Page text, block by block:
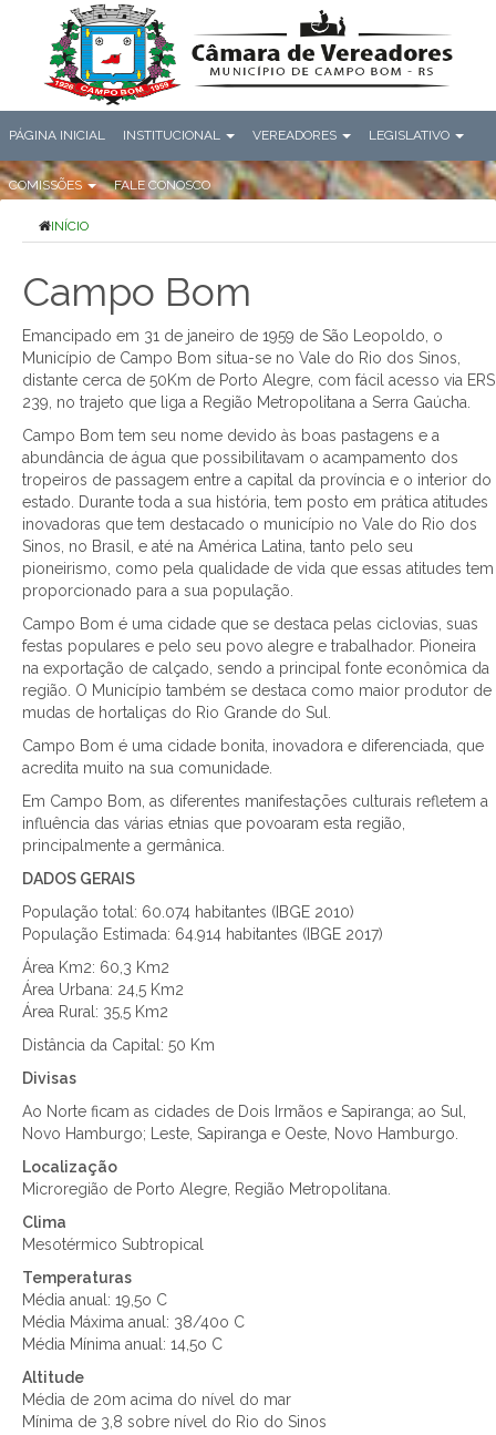
PÁGINA INICIAL INSTITUCIONAL VEREADORES LEGISLATIVO
COMISSÕES FALE CONOSCO
INÍCIO
Campo Bom
Emancipado em 31 de janeiro de 1959 de São Leopoldo, o
Município de Campo Bom situa-se no Vale do Rio dos Sinos,
distante cerca de 50Km de Porto Alegre, com fácil acesso via ERS
239, no trajeto que liga a Região Metropolitana a Serra Gaúcha.
Campo Bom tem seu nome devido às boas pastagens e a
abundância de água que possibilitavam o acampamento dos
tropeiros de passagem entre a capital da província e o interior do
estado. Durante toda a sua história, tem posto em prática atitudes
inovadoras que tem destacado o município no Vale do Rio dos
Sinos, no Brasil, e até na América Latina, tanto pelo seu
pioneirismo, como pela qualidade de vida que essas atitudes tem
proporcionado para a sua população.
Campo Bom é uma cidade que se destaca pelas ciclovias, suas
festas populares e pelo seu povo alegre e trabalhador. Pioneira
na exportação de calçado, sendo a principal fonte econômica da
região. O Município também se destaca como maior produtor de
mudas de hortaliças do Rio Grande do Sul.
Campo Bom é uma cidade bonita, inovadora e diferenciada, que
acredita muito na sua comunidade.
Em Campo Bom, as diferentes manifestações culturais refletem a
influência das várias etnias que povoaram esta região,
principalmente a germânica.
DADOS GERAIS
População total: 60.074 habitantes (IBGE 2010)
População Estimada: 64.914 habitantes (IBGE 2017)
Área Km2: 60,3 Km2
Área Urbana: 24,5 Km2
Área Rural: 35,5 Km2
Distância da Capital: 50 Km
Divisas
Ao Norte ficam as cidades de Dois Irmãos e Sapiranga; ao Sul,
Novo Hamburgo; Leste, Sapiranga e Oeste, Novo Hamburgo.
Localização
Microregião de Porto Alegre, Região Metropolitana.
Clima
Mesotérmico Subtropical
Temperaturas
Média anual: 19,5o C
Média Máxima anual: 38/40o C
Média Mínima anual: 14,5o C
Altitude
Média de 20m acima do nível do mar
Mínima de 3,8 sobre nível do Rio do Sinos